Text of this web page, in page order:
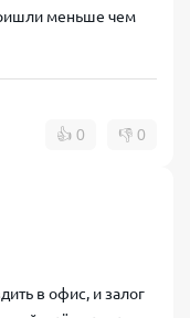
меньше чем
👍 0 👎 0
в офис, и залог